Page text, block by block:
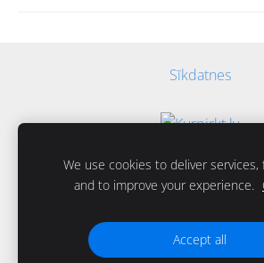
Sīkdatnes
We use cookies to deliver services,
and to improve your experience.
Accept all